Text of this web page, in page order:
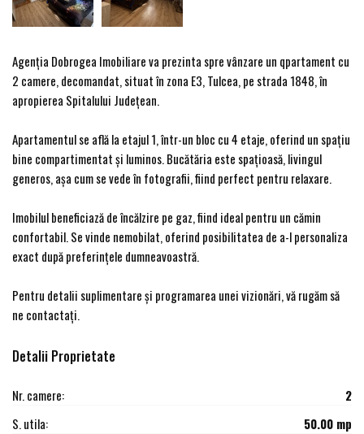
Agenția Dobrogea Imobiliare va prezinta spre vânzare un qpartament cu
2 camere, decomandat, situat în zona E3, Tulcea, pe strada 1848, în
apropierea Spitalului Județean.
Apartamentul se află la etajul 1, într-un bloc cu 4 etaje, oferind un spațiu
bine compartimentat și luminos. Bucătăria este spațioasă, livingul
generos, așa cum se vede în fotografii, fiind perfect pentru relaxare.
Imobilul beneficiază de încălzire pe gaz, fiind ideal pentru un cămin
confortabil. Se vinde nemobilat, oferind posibilitatea de a-l personaliza
exact după preferințele dumneavoastră.
Pentru detalii suplimentare și programarea unei vizionări, vă rugăm să
ne contactați.
Detalii Proprietate
Nr. camere:
2
S. utila:
50.00 mp